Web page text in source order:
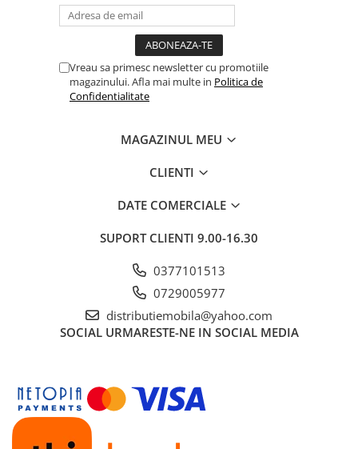
Vreau sa primesc newsletter cu promotiile
magazinului. Afla mai multe in Politica de
Confidentialitate
MAGAZINUL MEU
CLIENTI
DATE COMERCIALE
SUPORT CLIENTI 9.00-16.30
0377101513
0729005977
distributiemobila@yahoo.com
SOCIAL URMARESTE-NE IN SOCIAL MEDIA